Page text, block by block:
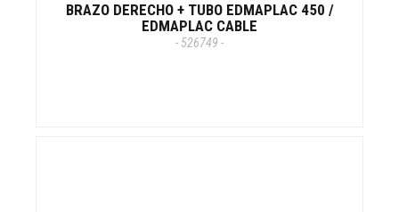
BRAZO DERECHO + TUBO EDMAPLAC 450 /
EDMAPLAC CABLE
- 526749 -